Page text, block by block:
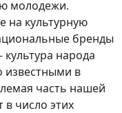
молодежи.
на культурную
бренды
народа
известными в
часть нашей
в число этих